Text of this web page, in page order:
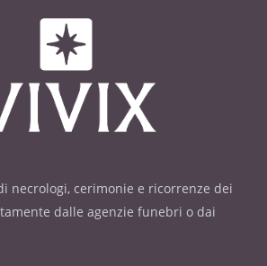
necrologi, cerimonie e ricorrenze dei
dalle agenzie funebri o dai